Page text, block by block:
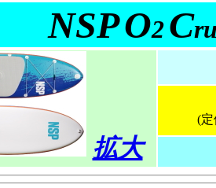
NSPO2C
拡大
(定